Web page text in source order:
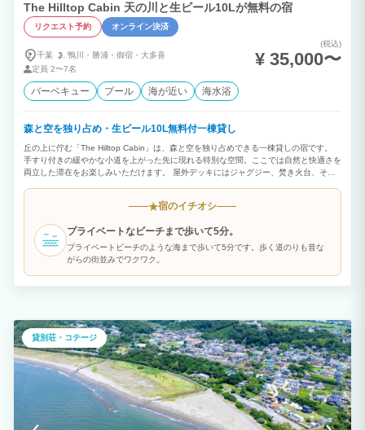
The Hilltop Cabin 天の川と生ビール10Lが無料の宿
リクエスト予約 オンライン決済
千葉 鴨川・ 勝浦・ 御宿・ 大多喜
定員 2〜7名
(税込)
¥ 35,000〜
バーベキュー プール 海が近い 海水浴
森と空を独り占め・生ビール10L無料付一棟貸し
丘の上に佇む「The Hilltop Cabin」は、森と空を独り占めできる一棟貸しの宿です。
手すり付きの緩やかな小道を上がった先に現れる特別な空間。ここでは自然と快適さを
両立した滞在をお楽しみいただけます。 屋外デッキにはジャグジー、焚き火台、そし
験できません。 室内にはレザーソファと65インチテレビ、Wi-Fiを完備。 キッチン・冷
ットレス2枚で、最大6名まで宿泊可能。 徒歩5分で海にもアクセスでき、散歩や磯遊
びもおすすめ。 「何もしない贅沢」を味わいたい方にも、仲間と特別な時間を楽しみ
たい方にもぴったりです。
★宿のイチオシ
プライベートなビーチまで歩いて5分。
プライベートビーチのような海まで歩いて5分です。歩く道のりも昔な
がらの街並みでワクワク。
貸別荘・コテージ